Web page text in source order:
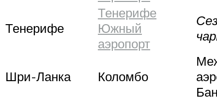
Тенерифе
Тенерифе
Южный
аэропорт
Шри-Ланка Коломбо